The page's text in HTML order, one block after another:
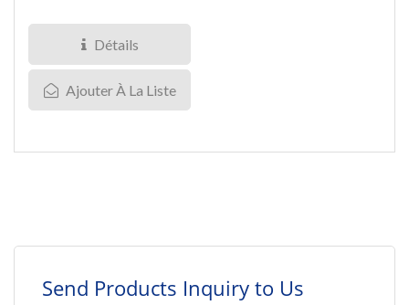
3 Forme... Détails
Ajouter À La Liste